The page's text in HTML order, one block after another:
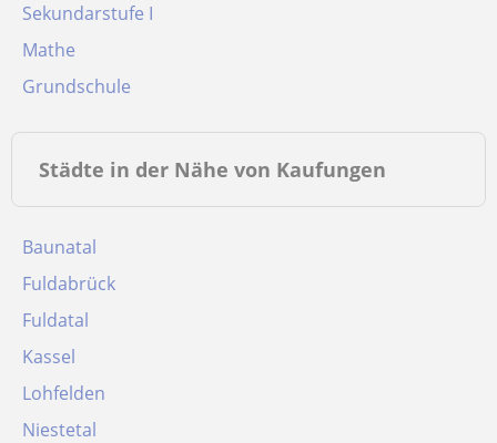
Sekundarstufe I
Mathe
Grundschule
Städte in der Nähe von Kaufungen
Baunatal
Fuldabrück
Fuldatal
Kassel
Lohfelden
Niestetal